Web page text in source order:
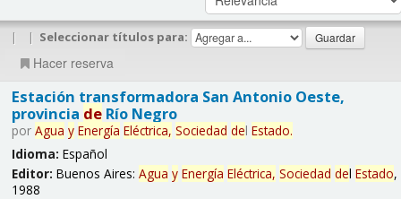
| | Seleccionar títulos para:
Hacer reserva
Estación transformadora San Antonio Oeste,
provincia deRío Negro
por Agua y Energía Eléctrica, Sociedad del Estado.
Idioma: Español
Editor: Buenos Aires: Agua y Energía Eléctrica, Sociedad del Estado,
1988